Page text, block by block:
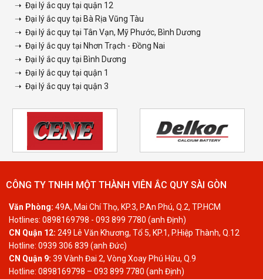
➝ Đại lý ắc quy tại quận 12
➝ Đại lý ắc quy tại Bà Rịa Vũng Tàu
➝ Đại lý ắc quy tại Tân Vạn, Mỹ Phước, Bình Dương
➝ Đại lý ắc quy tại Nhơn Trạch - Đồng Nai
➝ Đại lý ắc quy tại Bình Dương
➝ Đại lý ắc quy tại quận 1
➝ Đại lý ắc quy tại quận 3
CÔNG TY TNHH MỘT THÀNH VIÊN ẮC QUY SÀI GÒN
Văn Phòng: 49A, Mai Chí Thọ, KP.3, P.An Phú, Q.2, TP.HCM
Hotlines: 0898169798 - 093 899 7780 (anh Định)
CN Quận 12: 249 Lê Văn Khương, Tổ 5, KP.1, P.Hiệp Thành, Q.12
Hotline: 0939 306 839 (anh Đức)
CN Quận 9: 39 Vành Đai 2, Vòng Xoay Phú Hữu, Q.9
Hotline: 0898169798 – 093 899 7780 (anh Định)